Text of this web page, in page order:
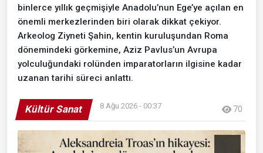
binlerce yıllık geçmişiyle Anadolu’nun Ege’ye açılan en
önemli merkezlerinden biri olarak dikkat çekiyor.
Arkeolog Ziyneti Şahin, kentin kuruluşundan Roma
dönemindeki görkemine, Aziz Pavlus’un Avrupa
yolculuğundaki rolünden imparatorların ilgisine kadar
uzanan tarihi süreci anlattı.
Kültür Sanat 8 Ağu 2026 - 00:37 70